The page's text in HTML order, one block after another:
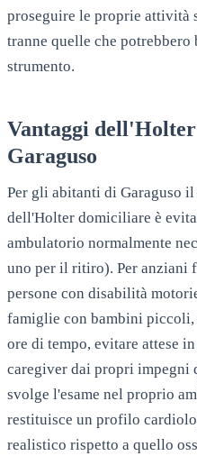
proseguire le proprie
tranne quelle che potrebbero
strumento.
Vantaggi
Garaguso
Per gli abitanti di Garaguso il
dell'Holter domiciliare è
ambulatorio normalmente
uno per il ritiro). Per anziani
persone con disabilità
famiglie con bambini
ore di tempo, evitare attese
caregiver dai propri
svolge l'esame nel proprio
restituisce un profilo
realistico rispetto a quello